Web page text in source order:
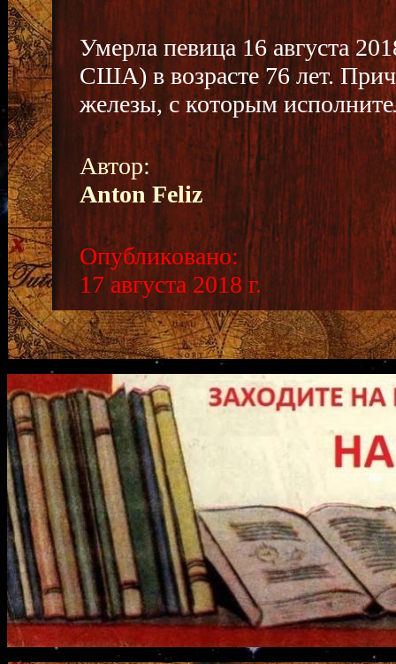
Умерла певица 16 августа
США) в возрасте 76 лет.
железы, с которым
Автор:
Anton Feliz
Опубликовано:
17 августа 2018 г.